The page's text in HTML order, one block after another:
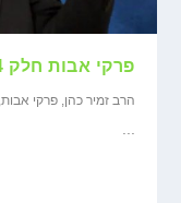
פרקי אבות חלק 14 הרב זמיר כהן במסרים לחיים
הרב זמיר כהן ,פרקי אבות